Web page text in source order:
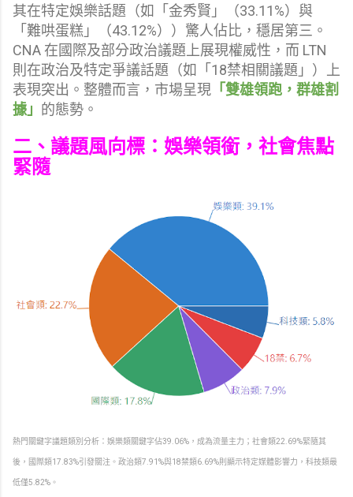
其在特定娛樂話題（如「金秀賢」（33.11%）與
「難哄蛋糕」（43.12%））驚人佔比，穩居第三。
CNA 在國際及部分政治議題上展現權威性，而 LTN
則在政治及特定爭議話題（如「18禁相關議題」）上
表現突出。整體而言，市場呈現 「雙雄領跑，群雄割
據」 的態勢。
二、議題風向標：娛樂領銜，社會焦點
緊隨
熱門關鍵字議題類別分析：娛樂類關鍵字佔39.06%，成為流量主力；社會類22.69%緊隨其
後，國際類17.83%引發關注。政治類7.91%與18禁類6.69%則顯示特定媒體影響力，科技類最
低僅5.82%。